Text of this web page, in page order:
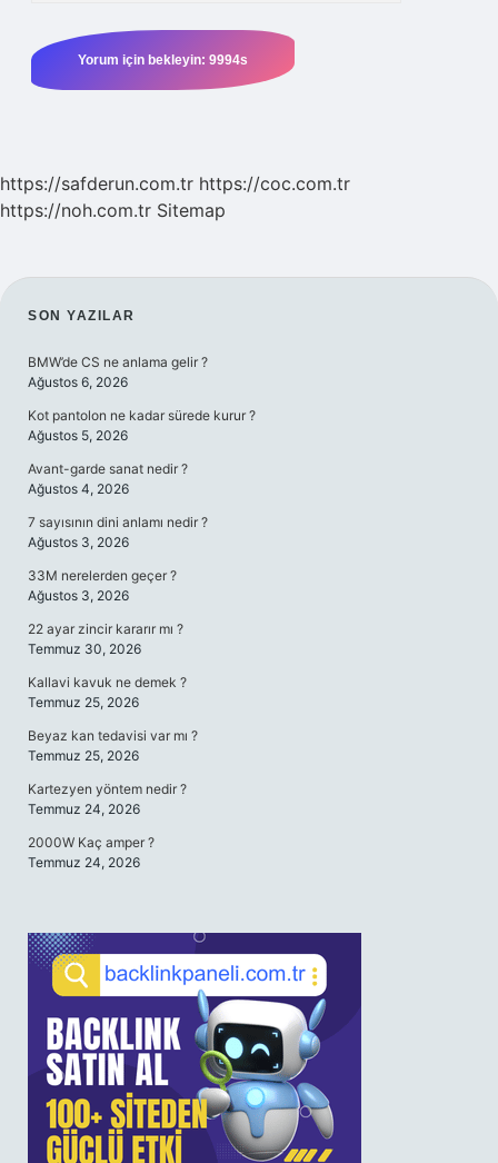
https://safderun.com.tr https://coc.com.tr
https://noh.com.tr Sitemap
SIDEBAR
SON YAZILAR
BMW’de CS ne anlama gelir ?
Ağustos 6, 2026
Kot pantolon ne kadar sürede kurur ?
Ağustos 5, 2026
Avant-garde sanat nedir ?
Ağustos 4, 2026
7 sayısının dini anlamı nedir ?
Ağustos 3, 2026
33M nerelerden geçer ?
Ağustos 3, 2026
22 ayar zincir kararır mı ?
Temmuz 30, 2026
Kallavi kavuk ne demek ?
Temmuz 25, 2026
Beyaz kan tedavisi var mı ?
Temmuz 25, 2026
Kartezyen yöntem nedir ?
Temmuz 24, 2026
2000W Kaç amper ?
Temmuz 24, 2026